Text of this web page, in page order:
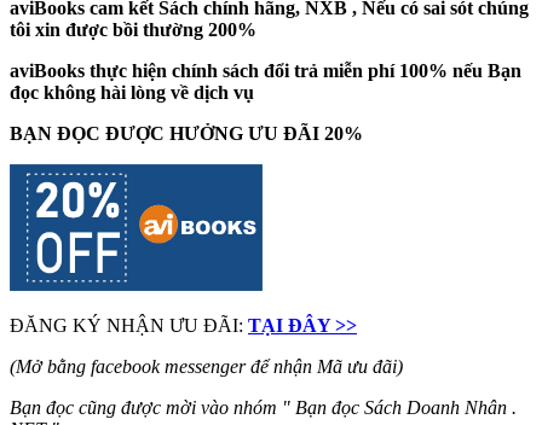
aviBooks cam kết Sách chính hãng, NXB , Nếu có sai sót chúng
tôi xin được bồi thường 200%
aviBooks thực hiện chính sách đổi trả miễn phí 100% nếu Bạn
đọc không hài lòng về dịch vụ
BẠN ĐỌC ĐƯỢC HƯỞNG ƯU ĐÃI 20%
ĐĂNG KÝ NHẬN ƯU ĐÃI: TẠI ĐÂY >>
(Mở bằng facebook messenger để nhận Mã ưu đãi)
Bạn đọc cũng được mời vào nhóm " Bạn đọc Sách Doanh Nhân .